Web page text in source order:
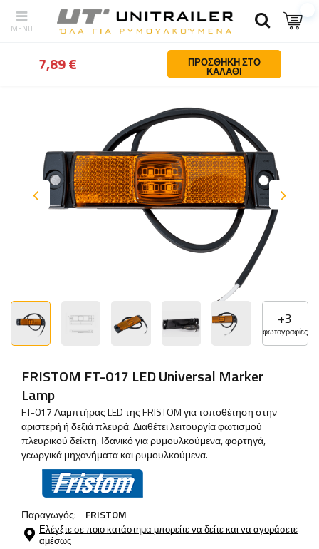
Σπίτι Φωτισμος και ηλεκτρολογικα Περιμετρικος
+3
φωτογραφίες
FRISTOM FT-017 LED Universal Marker
Lamp
FT-017 Λαμπτήρας LED της FRISTOM για τοποθέτηση στην
αριστερή ή δεξιά πλευρά. Διαθέτει λειτουργία φωτισμού
πλευρικού δείκτη. Ιδανικό για ρυμουλκούμενα, φορτηγά,
γεωργικά μηχανήματα και ρυμουλκούμενα.
Παραγωγός: FRISTOM
Ελέγξτε σε ποιο κατάστημα μπορείτε να δείτε και να αγοράσετε
αμέσως
7,89 € ΠΡΟΣΘΉΚΗ ΣΤΟ
ΚΑΛΆΘΙ